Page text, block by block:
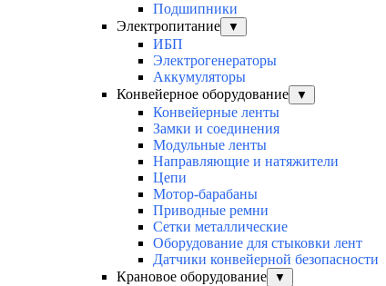
Подшипники
Электропитание
▼
ИБП
Электрогенераторы
Аккумуляторы
Конвейерное оборудование
▼
Конвейерные ленты
Замки и соединения
Модульные ленты
Направляющие и натяжители
Цепи
Мотор-барабаны
Приводные ремни
Сетки металлические
Оборудование для стыковки лент
Датчики конвейерной безопасности
Крановое оборудование
▼